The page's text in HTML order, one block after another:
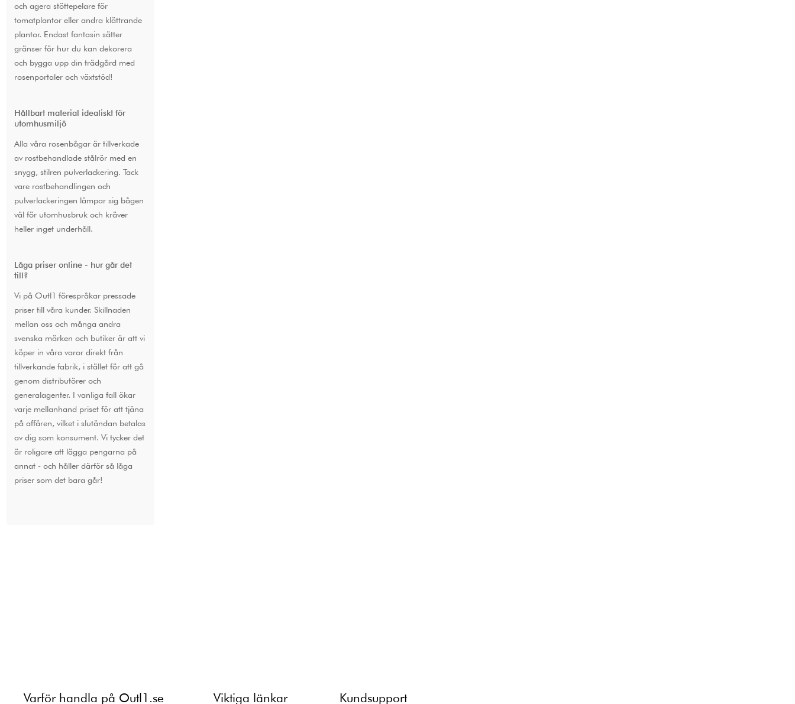
och agera stöttepelare för
tomatplantor eller andra klättrande
plantor. Endast fantasin sätter
gränser för hur du kan dekorera
och bygga upp din trädgård med
rosenportaler och växtstöd!
Hållbart material idealiskt för
utomhusmiljö
Alla våra rosenbågar är tillverkade
av rostbehandlade stålrör med en
snygg, stilren pulverlackering. Tack
vare rostbehandlingen och
pulverlackeringen lämpar sig bågen
väl för utomhusbruk och kräver
heller inget underhåll.
Låga priser online - hur går det
till?
Vi på Outl1 förespråkar pressade
priser till våra kunder. Skillnaden
mellan oss och många andra
svenska märken och butiker är att vi
köper in våra varor direkt från
tillverkande fabrik, i stället för att gå
genom distributörer och
generalagenter. I vanliga fall ökar
varje mellanhand priset för att tjäna
på affären, vilket i slutändan betalas
av dig som konsument. Vi tycker det
är roligare att lägga pengarna på
annat - och håller därför så låga
priser som det bara går!
Varför handla på Outl1.se Viktiga länkar Kundsupport